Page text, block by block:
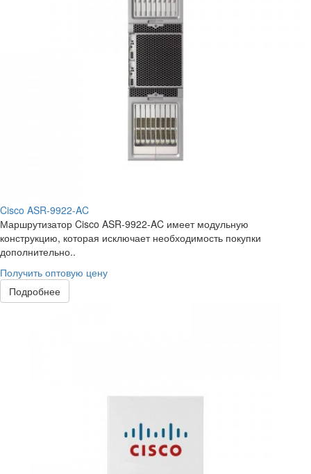
Cisco ASR-9922-AC
Маршрутизатор Cisco ASR-9922-AC имеет модульную
конструкцию, которая исключает необходимость покупки
дополнительно..
Получить оптовую цену
Подробнее